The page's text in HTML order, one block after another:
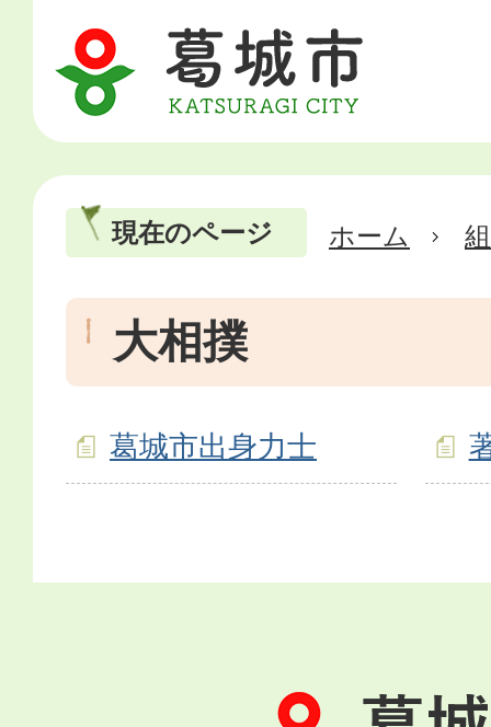
現在のページ ホーム
大相撲
葛城市出身力士
葛